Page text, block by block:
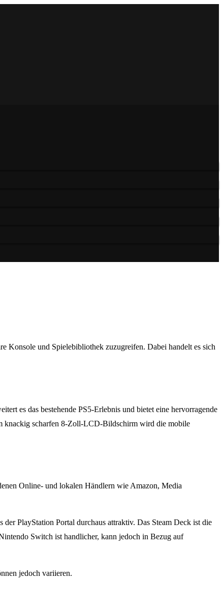
Konsole und Spielebibliothek zuzugreifen. Dabei handelt es sich
es das bestehende PS5-Erlebnis und bietet eine hervorragende
knackig scharfen 8-Zoll-LCD-Bildschirm wird die mobile
Online- und lokalen Händlern wie Amazon, Media
PlayStation Portal durchaus attraktiv. Das Steam Deck ist die
Switch ist handlicher, kann jedoch in Bezug auf
jedoch variieren.